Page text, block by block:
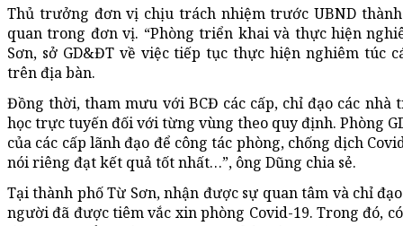
Thủ trưởng đơn vị chịu trách nhiệm trước UBND
quan trong đơn vị. “Phòng triển khai và thực hiện
Sơn, sở GD&ĐT về việc tiếp tục thực hiện nghiêm túc
trên địa bàn.
Đồng thời, tham mưu với BCĐ các cấp, chỉ đạo các
học trực tuyến đối với từng vùng theo quy định. Phòng
của các cấp lãnh đạo để công tác phòng, chống dịch
nói riêng đạt kết quả tốt nhất…”, ông Dũng chia sẻ.
Tại thành phố Từ Sơn, nhận được sự quan tâm và chỉ
người đã được tiêm vắc xin phòng Covid-19. Trong đó,